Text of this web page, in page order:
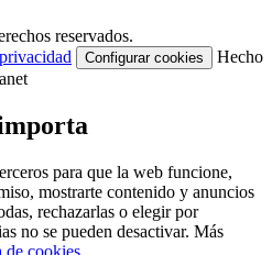
reservados.
Configurar cookies
Hecho
para que la web funcione,
mostrarte contenido y anuncios
rechazarlas o elegir por
no se pueden desactivar. Más
de cookies.